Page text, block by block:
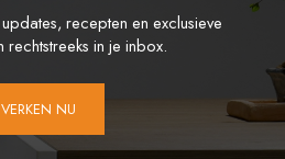
recepten en exclusieve
rechtstreeks in je inbox.
VERKEN NU